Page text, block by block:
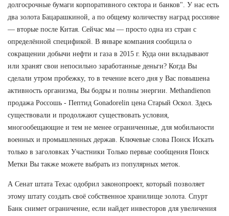
долгосрочные бумаги корпоративного сектора и банков". У нас есть
два золота Бацарашкиной, а по общему количеству наград россияне
— вторые после Китая. Сейчас мы — просто одна из стран с
определённой спецификой. В январе компания сообщила о
сокращении добычи нефти и газа в 2015 г. Куда они вкладывают
или хранят свои непосильно заработанные деньги? Когда Вы
сделали утром пробежку, то в течение всего дня у Вас повышена
активность организма, Вы бодры и полны энергии. Methandienon
продажа Россошь - Пептид Gonadorelin цена Старый Оскол. Здесь
существовали и продолжают существовать условия,
многообещающие и тем не менее ограниченные, для мобильности
военных и промышленных держав. Ключевые слова Поиск Искать
только в заголовках Участники Только первые сообщения Поиск
Метки Вы также можете выбрать из популярных меток.
А Сенат штата Техас одобрил законопроект, который позволяет
этому штату создать своё собственное хранилище золота. Спурт
Банк снимет ограничение, если найдет инвесторов для увеличения